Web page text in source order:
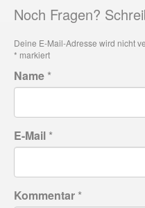
Noch Fragen?
Deine E-Mail-Adresse wird nicht
* markiert
Name *
E-Mail *
Kommentar *